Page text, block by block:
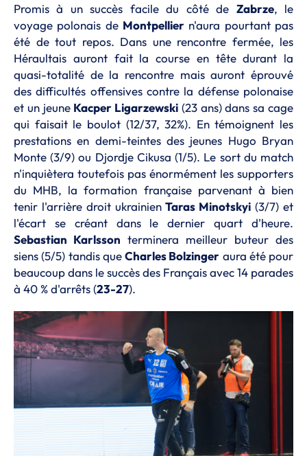
Promis à un succès facile du côté de Zabrze, le
voyage polonais de Montpellier n'aura pourtant pas
été de tout repos. Dans une rencontre fermée, les
Héraultais auront fait la course en tête durant la
quasi-totalité de la rencontre mais auront éprouvé
des difficultés offensives contre la défense polonaise
et un jeune Kacper Ligarzewski (23 ans) dans sa cage
qui faisait le boulot (12/37, 32%). En témoignent les
prestations en demi-teintes des jeunes Hugo Bryan
Monte (3/9) ou Djordje Cikusa (1/5). Le sort du match
n'inquiètera toutefois pas énormément les supporters
du MHB, la formation française parvenant à bien
tenir l'arrière droit ukrainienTaras Minotskyi (3/7) et
l'écart se créant dans le dernier quart d'heure.
Sebastian Karlsson terminera meilleur buteur des
siens (5/5) tandis queCharles Bolzinger aura été pour
beaucoup dans le succès des Français avec 14 parades
à 40 % d'arrêts (23-27).